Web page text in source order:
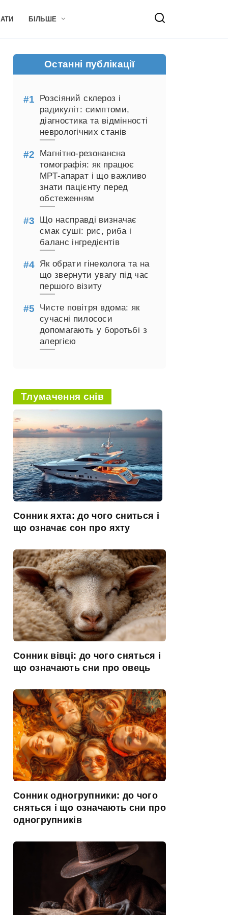
БІЛЬШЕ
Останні публікації
Розсіяний склероз і
радикуліт: симптоми,
діагностика та відмінності
неврологічних станів
Магнітно-резонансна
томографія: як працює
МРТ-апарат і що важливо
знати пацієнту перед
обстеженням
Що насправді визначає
смак суші: рис, риба і
баланс інгредієнтів
Як обрати гінеколога та на
що звернути увагу під час
першого візиту
Чисте повітря вдома: як
сучасні пилососи
допомагають у боротьбі з
алергією
Тлумачення снів
Сонник яхта: до чого сниться і
що означає сон про яхту
Сонник вівці: до чого сняться і
що означають сни про овець
Сонник одногрупники: до чого
сняться і що означають сни про
одногрупників